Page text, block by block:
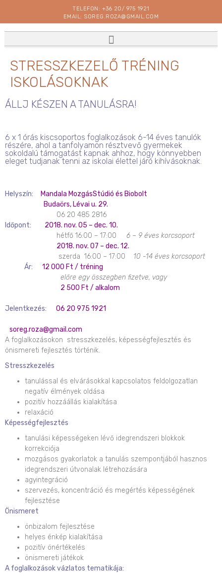
TELEFON: +36 20/ 975 1921
EMAIL: SOREG.ROZA@GMAIL.COM
STRESSZKEZELŐ TRÉNING
ISKOLÁSOKNAK
ÁLLJ KÉSZEN A TANULÁSRA!
6 x 1 órás kiscsoportos foglalkozások 6-14 éves tanulók
részére, ahol a tanfolyamon résztvevő gyermekek
sokoldalú támogatást kapnak ahhoz, hogy könnyebben
eleget tudjanak tenni az iskolai élettel járó kihívásoknak.
Helyszín:
Mandala MozgásStúdió és Biobolt
Budaörs, Lévai u. 29.
06 20 485 2816
Időpont:
2018. nov. 05 – dec. 10.
hétfő 16:00 – 17:00
6 – 9 éves korcsoport
2018. nov. 07 – dec. 12.
szerda 16:00 – 17:00 10 -14 éves korcsoport
Ár:
12 000 Ft / tréning
előre egy összegben fizetve, vagy
2 500 Ft / alkalom
Jelentkezés: 06 20 975 1921
soreg.roza@gmail.com
A foglalkozásokon stresszkezelés, képességfejlesztés és
önismereti fejlesztés történik.
Stresszkezelés
tanulással és elvárásokkal kapcsolatos feldolgozatlan
negatív élmények oldása
pozitív hozzáállás kialakítása
relaxáció
Képességfejlesztés
tanulási képességeken lévő idegrendszeri blokkok
korrekciója
mozgásos gyakorlatok a tanulás szempontjából hasznos
idegrendszeri útvonalak létrehozására
agyintegráció
szervezés, koncentráció és megértés képességének
fejlesztése
Önismeret
önbizalom fejlesztése
helyes énkép kialakítása
pozitív önértékelés
önismereti játékok
A foglalkozások vázlatos tematikája: